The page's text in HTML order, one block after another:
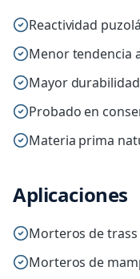
Reactividad
Menor tendencia
Mayor durabilidad
Probado en
Materia prima
Aplicaciones
Morteros de
Morteros de